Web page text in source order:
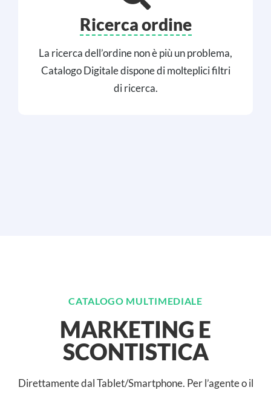
Ricerca ordine
La ricerca dell’ordine non è più un problema,
Catalogo Digitale dispone di molteplici filtri
di ricerca.
CATALOGO MULTIMEDIALE
MARKETING E
SCONTISTICA
Direttamente dal Tablet/Smartphone. Per l’agente o il